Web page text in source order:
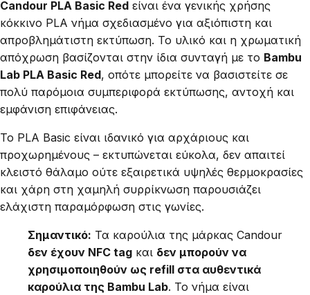
Candour PLA Basic Red είναι ένα γενικής χρήσης
κόκκινο PLA νήμα σχεδιασμένο για αξιόπιστη και
απροβλημάτιστη εκτύπωση. Το υλικό και η χρωματική
απόχρωση βασίζονται στην ίδια συνταγή με το Bambu
Lab PLA Basic Red, οπότε μπορείτε να βασιστείτε σε
πολύ παρόμοια συμπεριφορά εκτύπωσης, αντοχή και
εμφάνιση επιφάνειας.
Το PLA Basic είναι ιδανικό για αρχάριους και
προχωρημένους – εκτυπώνεται εύκολα, δεν απαιτεί
κλειστό θάλαμο ούτε εξαιρετικά υψηλές θερμοκρασίες
και χάρη στη χαμηλή συρρίκνωση παρουσιάζει
ελάχιστη παραμόρφωση στις γωνίες.
Σημαντικό: Τα καρούλια της μάρκας Candour
δεν έχουν NFC tag και δεν μπορούν να
χρησιμοποιηθούν ως refill στα αυθεντικά
καρούλια της Bambu Lab. Το νήμα είναι